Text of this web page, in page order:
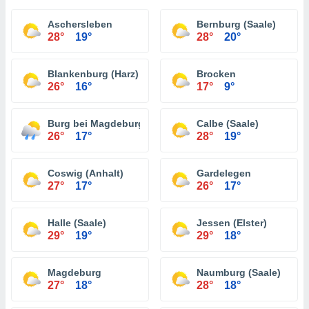
Aschersleben
28° 19°
Bernburg (Saale)
28° 20°
Blankenburg (Harz)
26° 16°
Brocken
17° 9°
Burg bei Magdeburg
26° 17°
Calbe (Saale)
28° 19°
Coswig (Anhalt)
27° 17°
Gardelegen
26° 17°
Halle (Saale)
29° 19°
Jessen (Elster)
29° 18°
Magdeburg
27° 18°
Naumburg (Saale)
28° 18°